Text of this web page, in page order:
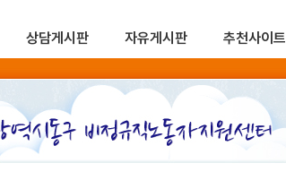
상담게시판 자유게시판 추천사이트